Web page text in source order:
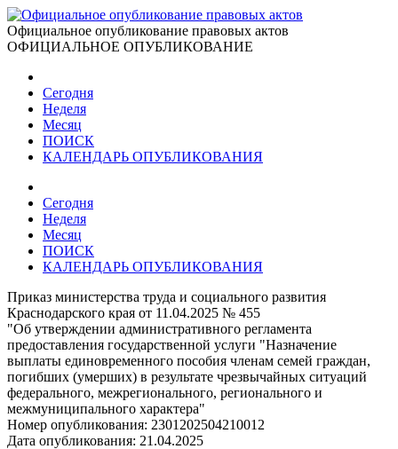
Официальное опубликование правовых актов
ОФИЦИАЛЬНОЕ ОПУБЛИКОВАНИЕ
Сегодня
Неделя
Месяц
ПОИСК
КАЛЕНДАРЬ ОПУБЛИКОВАНИЯ
Сегодня
Неделя
Месяц
ПОИСК
КАЛЕНДАРЬ ОПУБЛИКОВАНИЯ
Приказ министерства труда и социального развития
Краснодарского края от 11.04.2025 № 455
"Об утверждении административного регламента
предоставления государственной услуги "Назначение
выплаты единовременного пособия членам семей граждан,
погибших (умерших) в результате чрезвычайных ситуаций
федерального, межрегионального, регионального и
межмуниципального характера"
Номер опубликования: 2301202504210012
Дата опубликования: 21.04.2025